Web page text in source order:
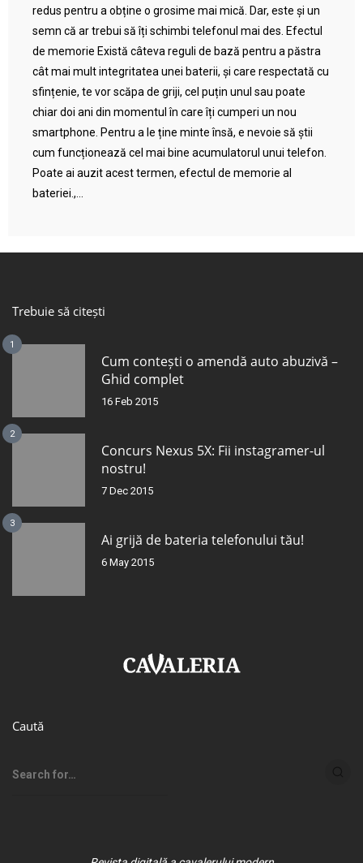
redus pentru a obține o grosime mai mică. Dar, este și un
semn că ar trebui să îți schimbi telefonul mai des. Efectul
de memorie Există câteva reguli de bază pentru a păstra
cât mai mult integritatea unei baterii, și care respectată cu
sfințenie, te vor scăpa de griji, cel puțin unul sau poate
chiar doi ani din momentul în care îți cumperi un nou
smartphone. Pentru a le ține minte însă, e nevoie să știi
cum funcționează cel mai bine acumulatorul unui telefon.
Poate ai auzit acest termen, efectul de memorie al
bateriei.,...
Trebuie să citești
1
Cum contești o amendă auto abuzivă –
Ghid complet
16 Feb 2015
2
Concurs Nexus 5X: Fii instagramer-ul
nostru!
7 Dec 2015
3
Ai grijă de bateria telefonului tău!
6 May 2015
Caută